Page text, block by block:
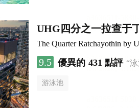
UHG四分之一拉查于
The Quarter Ratchayothin by
9.5 優異的 431 點評 “
游泳池